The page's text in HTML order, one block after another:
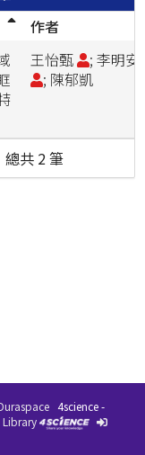
作者
王怡甄
; 李明安
; 陳郁凱
總共 2 筆
4science -
Library